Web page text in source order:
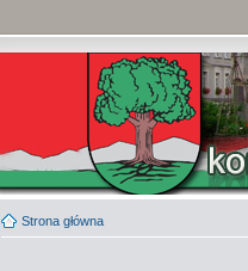
Strona główna